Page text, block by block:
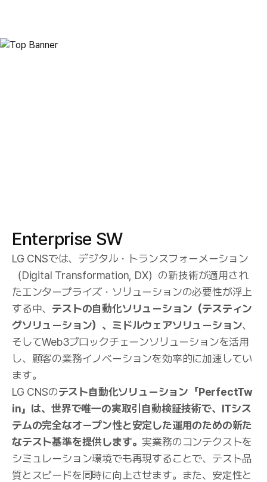
Enterprise SW
LG CNSでは、デジタル・トランスフォーメーション
（Digital Transformation, DX）の新技術が適用され
たエンタープライズ・ソリューションの必要性が浮上
する中、 テストの自動化ソリューション（テスティン
グソリューション）、ミドルウェアソリューション、
そしてWeb3ブロックチェーンソリューションを活用
し、顧客の業務イノベーションを効率的に加速してい
ます。
LG CNSのテスト自動化ソリューション「PerfectTw
in」は、世界で唯一の実取引自動検証技術で、ITシス
テムの完全なオープン性と安定した運用のための新た
なテスト基準を提供します。 実業務のコンテクストを
シミュレーション環境でも再現することで、テスト品
質とスピードを同時に向上させます。また、安定性と